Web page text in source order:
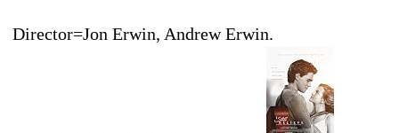
Director=Jon Erwin, Andrew Erwin.